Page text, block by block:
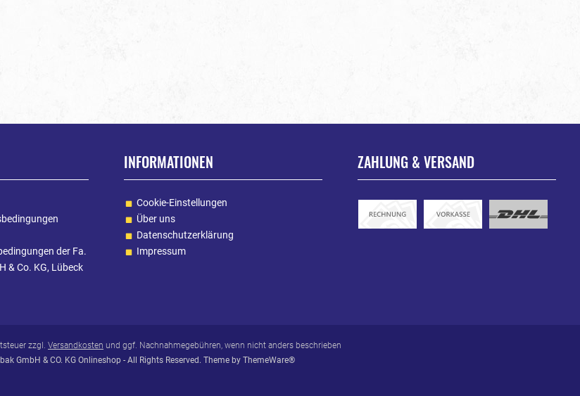
der Fa.
& Co. KG, Lübeck
INFORMATIONEN
Cookie-Einstellungen
Über uns
Datenschutzerklärung
Impressum
ZAHLUNG & VERSAND
zzgl. Versandkosten und ggf. Nachnahmegebühren, wenn nicht anders beschrieben
GmbH & CO. KG Onlineshop - All Rights Reserved. Theme by ThemeWare®